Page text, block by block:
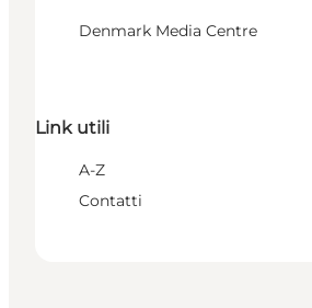
Denmark Media Centre
Link utili
A-Z
Contatti